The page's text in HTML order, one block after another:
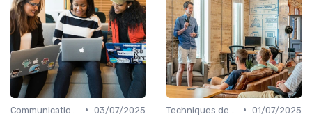
• 03/07/2025
• 01/07/2025